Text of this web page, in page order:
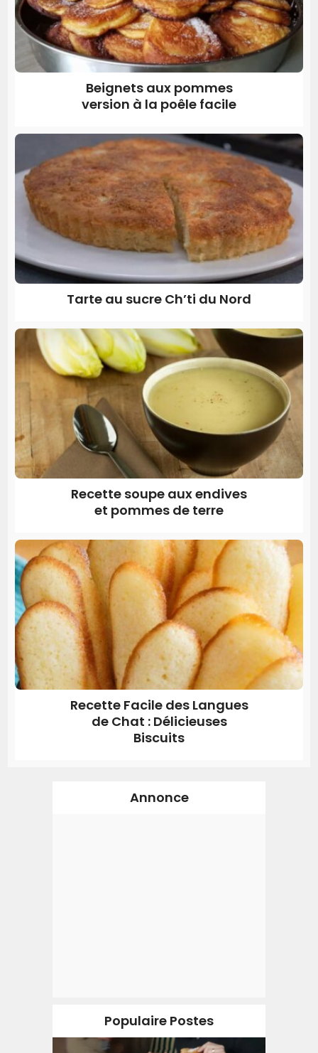
Beignets aux pommes
version à la poêle facile
Tarte au sucre Ch’ti du Nord
Recette soupe aux endives
et pommes de terre
Recette Facile des Langues
de Chat : Délicieuses
Biscuits
Annonce
Populaire Postes